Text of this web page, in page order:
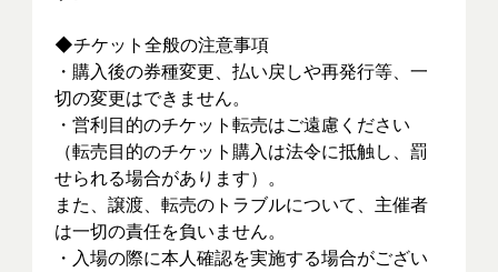
◆チケット全般の注意事項
・購入後の券種変更、払い戻しや再発行等、一
切の変更はできません。
・営利目的のチケット転売はご遠慮ください
（転売目的のチケット購入は法令に抵触し、罰
せられる場合があります）。
また、譲渡、転売のトラブルについて、主催者
は一切の責任を負いません。
・入場の際に本人確認を実施する場合がござい